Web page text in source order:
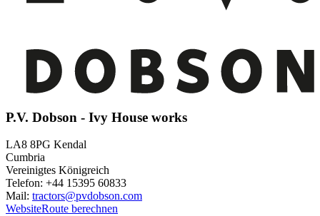
P.V. Dobson - Ivy House works
LA8 8PG Kendal
Cumbria
Vereinigtes Königreich
Telefon: +44 15395 60833
Mail: tractors@pvdobson.com
WebsiteRoute berechnen